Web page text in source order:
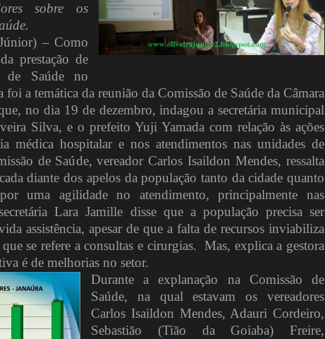
sobre os
– Como
prestação de
de Saúde no
foi a temática da reunião da Comissão de Saúde da Câmara
no dia 19 de dezembro, indagou a secretária municipal
Silva, e o prefeito Yuji Yamada com relação às ações
médica hospitalar e nos atendimentos nas unidades de
de Saúde, vereador Carlos Isaildon Mendes, ressalta
diante dos apelos da população tanto da cidade quanto
uma agilidade no atendimento, principalmente nas
Lara Jamille disse que a população precisa ser
assistência, apesar de que a falta de recursos inviabiliza
se refere a consultas e cirurgias. Mas, explica a gestora
é de melhorias no setor.
Durante a explanação na Comissão de
Saúde, na qual estavam os vereadores
Carlos Isaildon Mendes, Adauri Cordeiro,
Sebastião (Tião da Goiaba) Freire,